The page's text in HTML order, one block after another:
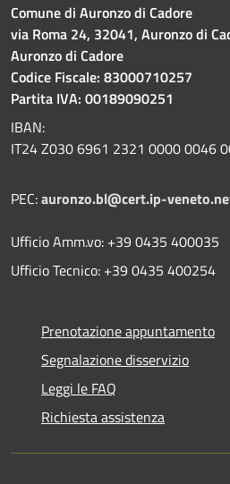
Comune di Auronzo di Cadore
via Roma 24, 32041, Auronzo di
Auronzo di Cadore
Codice Fiscale: 83000710257
Partita IVA: 00189090251
IBAN:
IT24 Z030 6961 2321 0000 0046
PEC:auronzo.bl@cert.ip-
Ufficio Amm.vo: +39 0435 400035
Ufficio Tecnico: +39 0435 400254
Prenotazione appuntamento
Segnalazione disservizio
Leggi le FAQ
Richiesta assistenza